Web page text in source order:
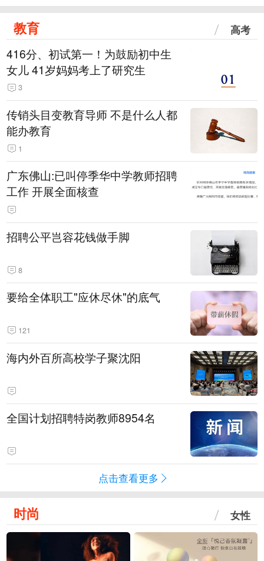
教育 高考
416分、初试第一！为鼓励初中生
女儿 41岁妈妈考上了研究生
3
传销头目变教育导师 不是什么人都
能办教育
1
广东佛山:已叫停季华中学教师招聘
工作 开展全面核查
招聘公平岂容花钱做手脚
8
要给全体职工"应休尽休"的底气
121
海内外百所高校学子聚沈阳
全国计划招聘特岗教师8954名
点击查看更多
时尚 女性